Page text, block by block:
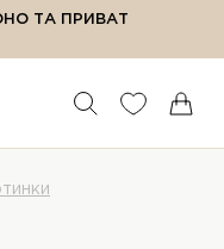
ТА ПРИВАТ